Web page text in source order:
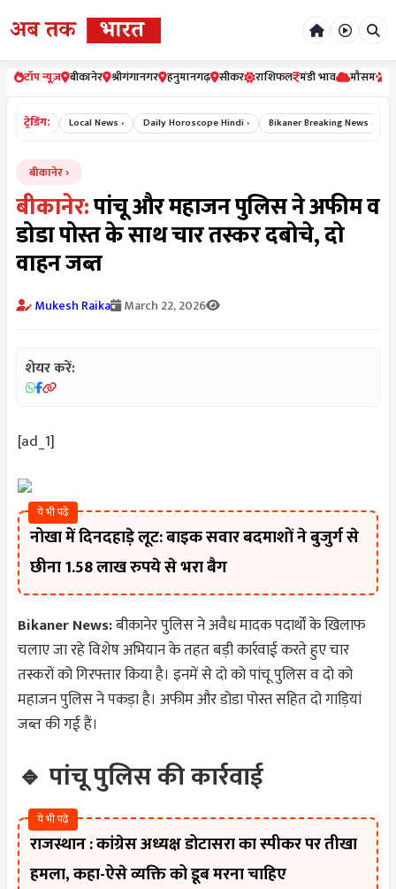
टॉप न्यूज़ बीकानेर श्रीगंगानगर हनुमानगढ़ सीकर राशिफल मंडी भाव मौसम
ट्रेडिंग:
News › Local News › Daily Horoscope Hindi › Bikaner Breaking News ›
बीकानेर
बीकानेर:पांचू और महाजन पुलिस ने अफीम व
डोडा पोस्त के साथ चार तस्कर दबोचे, दो
वाहन जब्त
Mukesh Raika March 22, 2026
शेयर करें:
[ad_1]
ये भी पढ़े
नोखा में दिनदहाड़े लूट: बाइक सवार बदमाशों ने बुजुर्ग से
छीना 1.58 लाख रुपये से भरा बैग
Bikaner News:बीकानेर पुलिस ने अवैध मादक पदार्थों के खिलाफ
चलाए जा रहे विशेष अभियान के तहत बड़ी कार्रवाई करते हुए चार
तस्करों को गिरफ्तार किया है। इनमें से दो को पांचू पुलिस व दो को
महाजन पुलिस ने पकड़ा है। अफीम और डोडा पोस्त सहित दो गाड़ियां
जब्त की गई हैं।
🔹 पांचू पुलिस की कार्रवाई
ये भी पढ़े
राजस्थान : कांग्रेस अध्यक्ष डोटासरा का स्पीकर पर तीखा
हमला, कहा-ऐसे व्यक्ति को डूब मरना चाहिए